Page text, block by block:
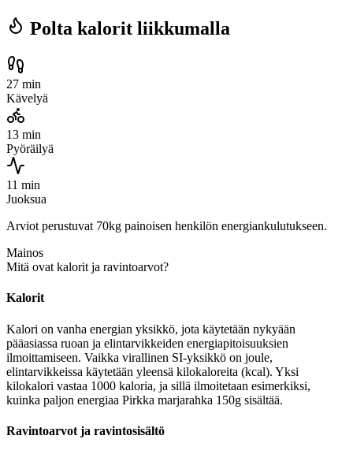
Polta kalorit liikkumalla
27 min
Kävelyä
13 min
Pyöräilyä
11 min
Juoksua
Arviot perustuvat 70kg painoisen henkilön energiankulutukseen.
Mainos
Mitä ovat kalorit ja ravintoarvot?
Kalorit
Kalori on vanha energian yksikkö, jota käytetään nykyään
pääasiassa ruoan ja elintarvikkeiden energiapitoisuuksien
ilmoittamiseen. Vaikka virallinen SI-yksikkö on joule,
elintarvikkeissa käytetään yleensä kilokaloreita (kcal). Yksi
kilokalori vastaa 1000 kaloria, ja sillä ilmoitetaan esimerkiksi,
kuinka paljon energiaa Pirkka marjarahka 150g sisältää.
Ravintoarvot ja ravintosisältö